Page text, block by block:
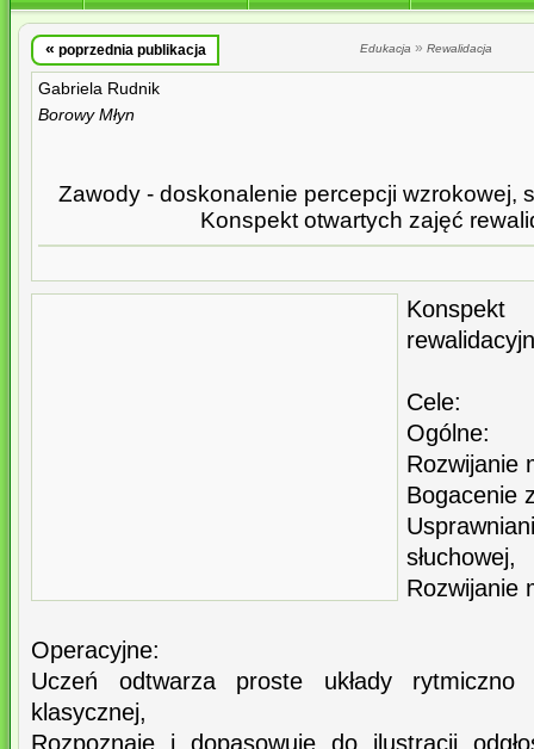
« poprzednia publikacja Edukacja » Rewalidacja
Gabriela Rudnik
Borowy Młyn
Zawody - doskonalenie percepcji wzrokowej,
Konspekt otwartych zajęć
Cele:
Ogólne:
Rozwijanie
Bogacenie
słuchowej,
Rozwijanie
Operacyjne:
Uczeń odtwarza proste układy
klasycznej,
Rozpoznaje i dopasowuje do ilustracji